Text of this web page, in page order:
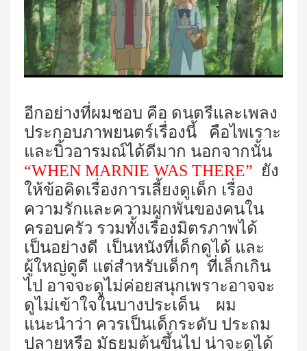
อีกอย่างที่ผมชอบ คือ ดนตรีและเพลง
ประกอบภาพยนตร์เรื่องนี้ คือไพเราะ
และบิ้วอารมณ์ได้ดีมาก นอกจากนั้น
“WHEN MARNIE WAS THERE” ยัง
ให้ข้อคิดเรื่องการเลี้ยงดูเด็ก เรื่อง
ความรักและความผูกพันของคนใน
ครอบครัว รวมทั้งเรื่องมิตรภาพได้
เป็นอย่างดี เป็นหนังที่เด็กดูได้ และ
ผู้ใหญ่ดูดี แต่สำหรับเด็กๆ ที่เล็กเกิน
ไป อาจจะดูไม่ค่อยสนุกเพราะอาจจะ
ดูไม่เข้าใจในบางประเด็น ผม
แนะนำว่า ควรเป็นเด็กระดับ ประถม
ปลายหรือ มัธยมต้นขึ้นไป น่าจะดูได้